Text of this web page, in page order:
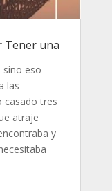
Tener una
sino eso
las
casado tres
atraje
y